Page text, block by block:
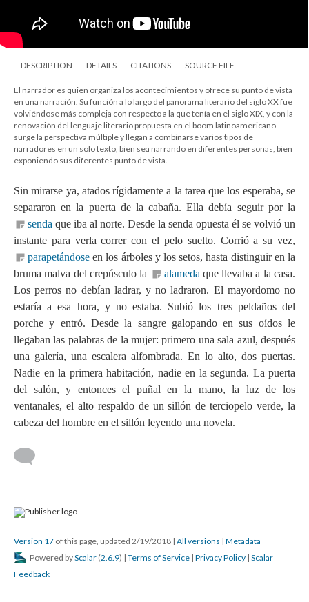
DESCRIPTION DETAILS CITATIONS SOURCE FILE
El narrador es quien organiza los acontecimientos y ofrece su punto de vista
en una narración. Su función a lo largo del panorama literario del siglo XX fue
volviéndose más compleja con respecto a la que tenía en el siglo XIX, y con la
renovación del lenguaje literario propuesta en el boom latinoamericano
surge la perspectiva múltiple y llegan a combinarse varios tipos de
narradores en un solo texto, bien sea narrando en diferentes personas, bien
exponiendo sus diferentes punto de vista.
Sin mirarse ya, atados rígidamente a la tarea que los esperaba, se
separaron en la puerta de la cabaña. Ella debía seguir por la
senda que iba al norte. Desde la senda opuesta él se volvió un
instante para verla correr con el pelo suelto. Corrió a su vez,
parapetándose en los árboles y los setos, hasta distinguir en la
bruma malva del crepúsculo la
alameda que llevaba a la casa.
Los perros no debían ladrar, y no ladraron. El mayordomo no
estaría a esa hora, y no estaba. Subió los tres peldaños del
porche y entró. Desde la sangre galopando en sus oídos le
llegaban las palabras de la mujer: primero una sala azul, después
una galería, una escalera alfombrada. En lo alto, dos puertas.
Nadie en la primera habitación, nadie en la segunda. La puerta
del salón, y entonces el puñal en la mano, la luz de los
ventanales, el alto respaldo de un sillón de terciopelo verde, la
cabeza del hombre en el sillón leyendo una novela.
Version 17 of this page, updated 2/19/2018 | All versions | Metadata
Powered byScalar (2.6.9) | Terms of Service | Privacy Policy | Scalar
Feedback